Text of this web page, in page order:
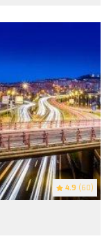
4.9 (60)